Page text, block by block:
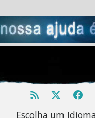
Escolha um